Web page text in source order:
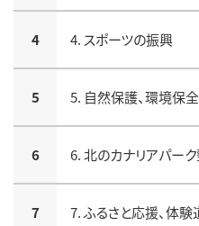
4 4. スポーツの振興
5 5. 自然保護、環境保全
6 6. 北のカナリアパー
7 7. ふるさと応援、体